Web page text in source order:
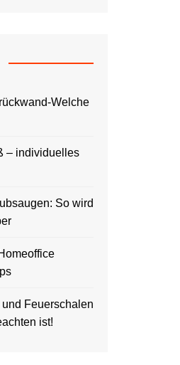
Welche
– individuelles
So wird
Feuerschalen
ist!